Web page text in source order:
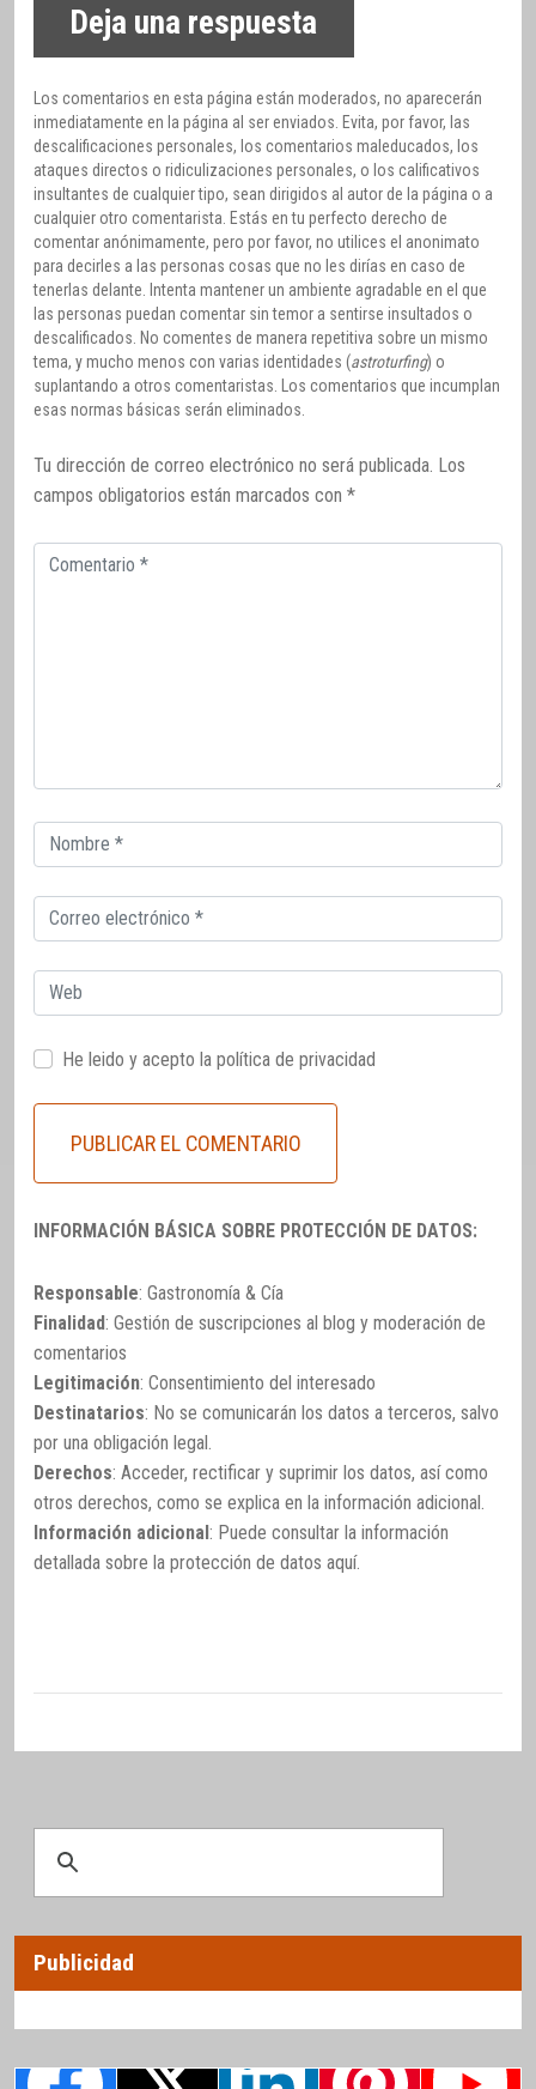
Deja una respuesta
Los comentarios en esta página están moderados, no aparecerán
inmediatamente en la página al ser enviados. Evita, por favor, las
descalificaciones personales, los comentarios maleducados, los
ataques directos o ridiculizaciones personales, o los calificativos
insultantes de cualquier tipo, sean dirigidos al autor de la página o a
cualquier otro comentarista. Estás en tu perfecto derecho de
comentar anónimamente, pero por favor, no utilices el anonimato
para decirles a las personas cosas que no les dirías en caso de
tenerlas delante. Intenta mantener un ambiente agradable en el que
las personas puedan comentar sin temor a sentirse insultados o
descalificados. No comentes de manera repetitiva sobre un mismo
tema, y mucho menos con varias identidades (astroturfing) o
suplantando a otros comentaristas. Los comentarios que incumplan
esas normas básicas serán eliminados.
Tu dirección de correo electrónico no será publicada. Los
campos obligatorios están marcados con *
Comentario
Correo
electrónico
Correo
electrónico
Web
He leido y acepto la política de privacidad
INFORMACIÓN BÁSICA SOBRE PROTECCIÓN DE DATOS:
Responsable: Gastronomía & Cía
Finalidad: Gestión de suscripciones al blog y moderación de
comentarios
Legitimación: Consentimiento del interesado
Destinatarios: No se comunicarán los datos a terceros, salvo
por una obligación legal.
Derechos: Acceder, rectificar y suprimir los datos, así como
otros derechos, como se explica en la información adicional.
Información adicional : Puede consultar la información
detallada sobre la protección de datos aquí.
Publicidad